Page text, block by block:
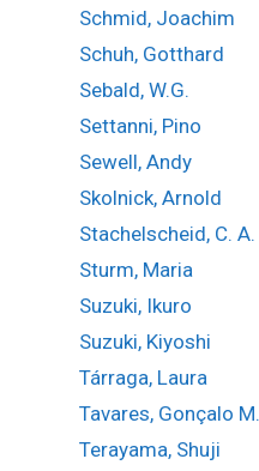
Schmid, Joachim
Schuh, Gotthard
Sebald, W.G.
Settanni, Pino
Sewell, Andy
Skolnick, Arnold
Stachelscheid, C. A.
Sturm, Maria
Suzuki, Ikuro
Suzuki, Kiyoshi
Tárraga, Laura
Tavares, Gonçalo M.
Terayama, Shuji